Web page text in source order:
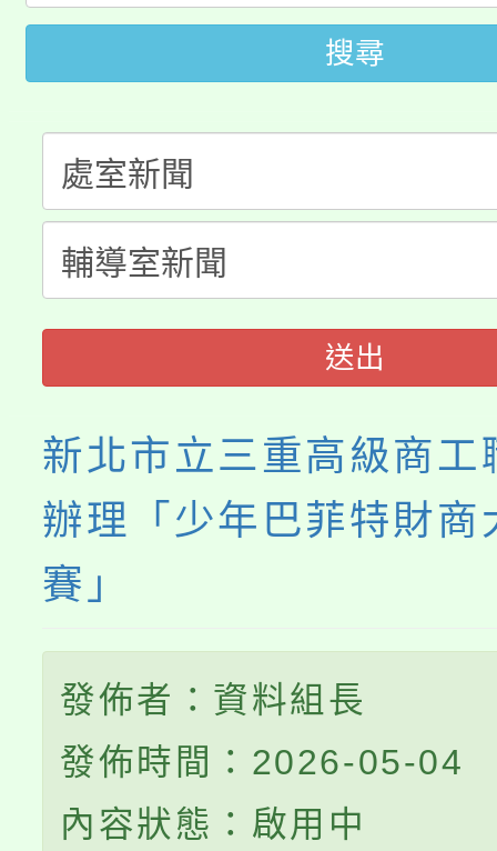
視費優惠，中低收入戶
半價優惠，詳情可洽有
者。
大園自造教育及科技中
份教師增能研習
大溪自造教育及科技中
份教師研習
淨零綠生活教案入校路
會
115年食農教育專業人
程
搜尋
送出
新北市立三重高級商工
辦理「少年巴菲特財商
賽」
發佈者：資料組長
發佈時間：2026-05-04
內容狀態：啟用中